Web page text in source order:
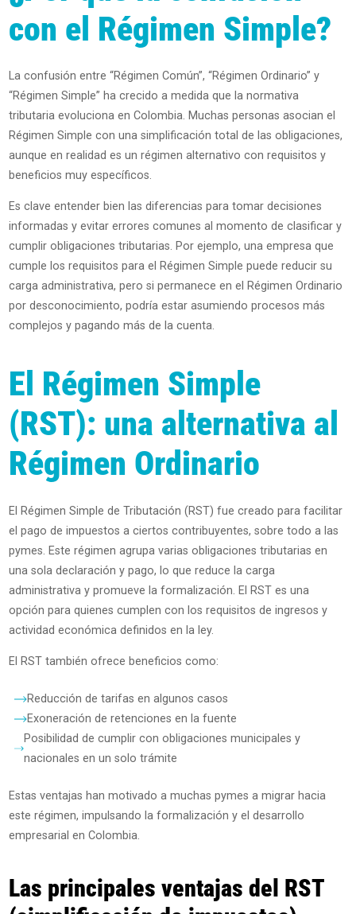
con el Régimen Simple?
La confusión entre “Régimen Común”, “Régimen Ordinario” y
“Régimen Simple” ha crecido a medida que la normativa
tributaria evoluciona en Colombia. Muchas personas asocian el
Régimen Simple con una simplificación total de las obligaciones,
aunque en realidad es un régimen alternativo con requisitos y
beneficios muy específicos.
Es clave entender bien las diferencias para tomar decisiones
informadas y evitar errores comunes al momento de clasificar y
cumplir obligaciones tributarias. Por ejemplo, una empresa que
cumple los requisitos para el Régimen Simple puede reducir su
carga administrativa, pero si permanece en el Régimen Ordinario
por desconocimiento, podría estar asumiendo procesos más
complejos y pagando más de la cuenta.
El Régimen Simple
(RST): una alternativa al
Régimen Ordinario
El Régimen Simple de Tributación (RST) fue creado para facilitar
el pago de impuestos a ciertos contribuyentes, sobre todo a las
pymes. Este régimen agrupa varias obligaciones tributarias en
una sola declaración y pago, lo que reduce la carga
administrativa y promueve la formalización. El RST es una
opción para quienes cumplen con los requisitos de ingresos y
actividad económica definidos en la ley.
El RST también ofrece beneficios como:
Reducción de tarifas en algunos casos
Exoneración de retenciones en la fuente
Posibilidad de cumplir con obligaciones municipales y
nacionales en un solo trámite
Estas ventajas han motivado a muchas pymes a migrar hacia
este régimen, impulsando la formalización y el desarrollo
empresarial en Colombia.
Las principales ventajas del RST